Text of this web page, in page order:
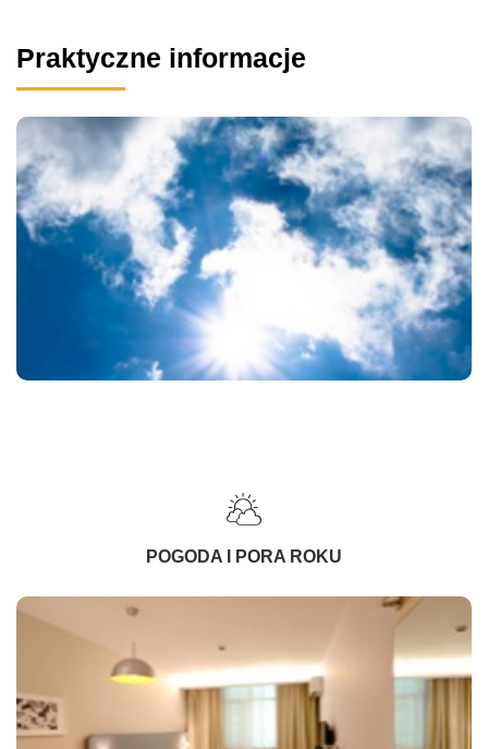
Praktyczne informacje
POGODA I PORA ROKU